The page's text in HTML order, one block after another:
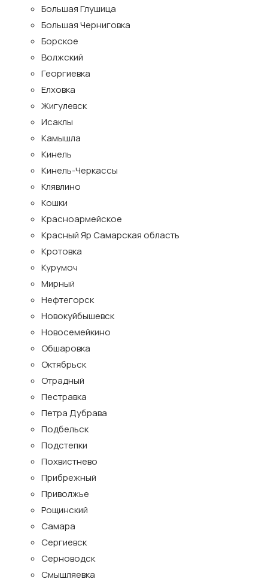
Большая Глушица
Большая Черниговка
Борское
Волжский
Георгиевка
Елховка
Жигулевск
Исаклы
Камышла
Кинель
Кинель-Черкассы
Клявлино
Кошки
Красноармейское
Красный Яр Самарская область
Кротовка
Курумоч
Мирный
Нефтегорск
Новокуйбышевск
Новосемейкино
Обшаровка
Октябрьск
Отрадный
Пестравка
Петра Дубрава
Подбельск
Подстепки
Похвистнево
Прибрежный
Приволжье
Рощинский
Самара
Сергиевск
Серноводск
Смышляевка